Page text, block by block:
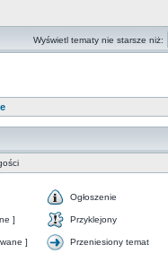
Wyświetl tematy nie starsze niż:
Ogłoszenie
] Przyklejony
] Przeniesiony temat